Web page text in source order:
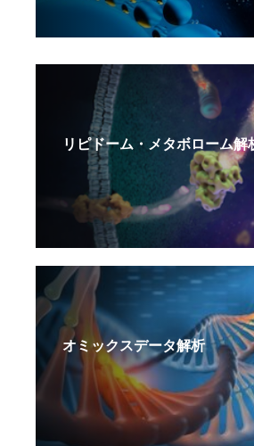
リピドーム・メタボローム解
オミックスデータ解析